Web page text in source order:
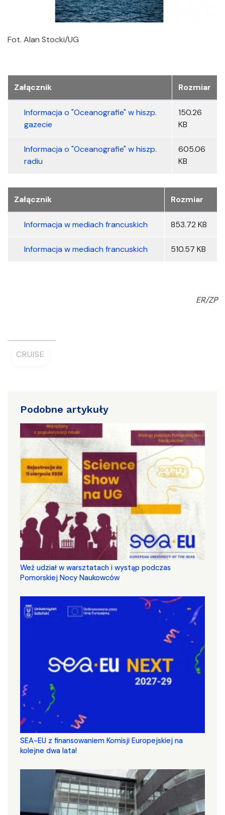
Fot. Alan Stocki/UG
Załącznik Rozmiar
Informacja o "Oceanografie" w hiszp.
gazecie
150.26
KB
Informacja o "Oceanografie" w hiszp.
radiu
605.06
KB
Załączniki
Załącznik
Rozmiar
Informacja w mediach francuskich 853.72 KB
Informacja w mediach francuskich 510.57 KB
ER/ZP
CRUISE
Podobne artykuły
Weź udział w warsztatach i wystąp podczas
Pomorskiej Nocy Naukowców
SEA-EU z finansowaniem Komisji Europejskiej na
kolejne dwa lata!